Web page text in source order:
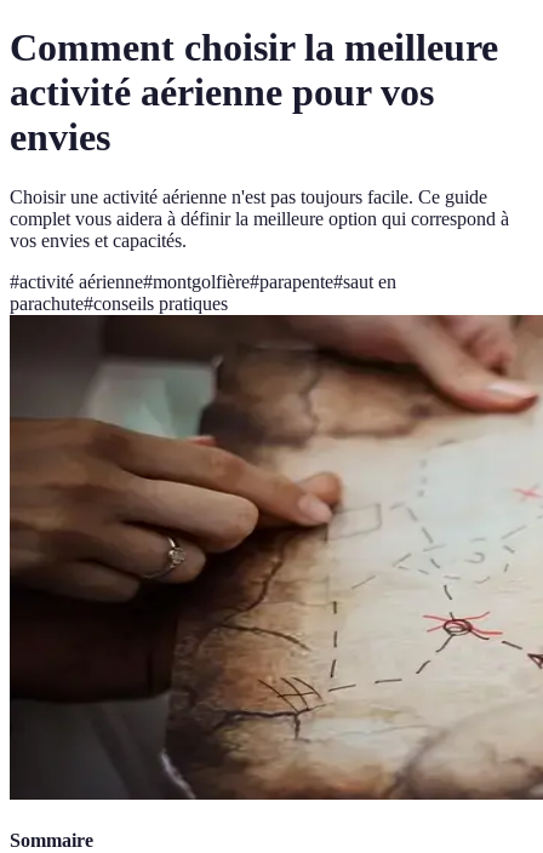
Comment choisir la meilleure
activité aérienne pour vos
envies
Choisir une activité aérienne n'est pas toujours facile. Ce guide
complet vous aidera à définir la meilleure option qui correspond à
vos envies et capacités.
#activité aérienne#montgolfière#parapente#saut en
parachute#conseils pratiques
Sommaire